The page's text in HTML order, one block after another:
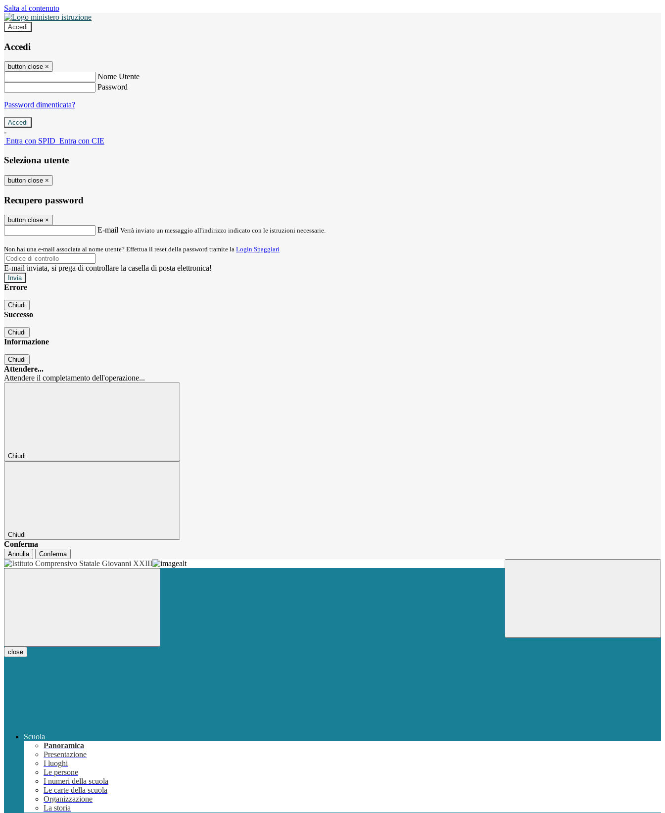
Salta al contenuto
Accedi
Accedi
button close ×
Nome Utente
Password
Password dimenticata?
-
Entra con SPID Entra con CIE
Seleziona utente
button close ×
Recupero password
button close ×
E-mail Verrà inviato un messaggio all'indirizzo indicato con le istruzioni necessarie.
Non hai una e-mail associata al nome utente? Effettua il reset della password tramite la Login Spaggiari
E-mail inviata, si prega di controllare la casella di posta elettronica!
Errore
Chiudi
Successo
Chiudi
Informazione
Chiudi
Attendere...
Attendere il completamento dell'operazione...
Chiudi
Chiudi
Conferma
Annulla Conferma
close
Scuola
Panoramica
Presentazione
I luoghi
Le persone
I numeri della scuola
Le carte della scuola
Organizzazione
La storia